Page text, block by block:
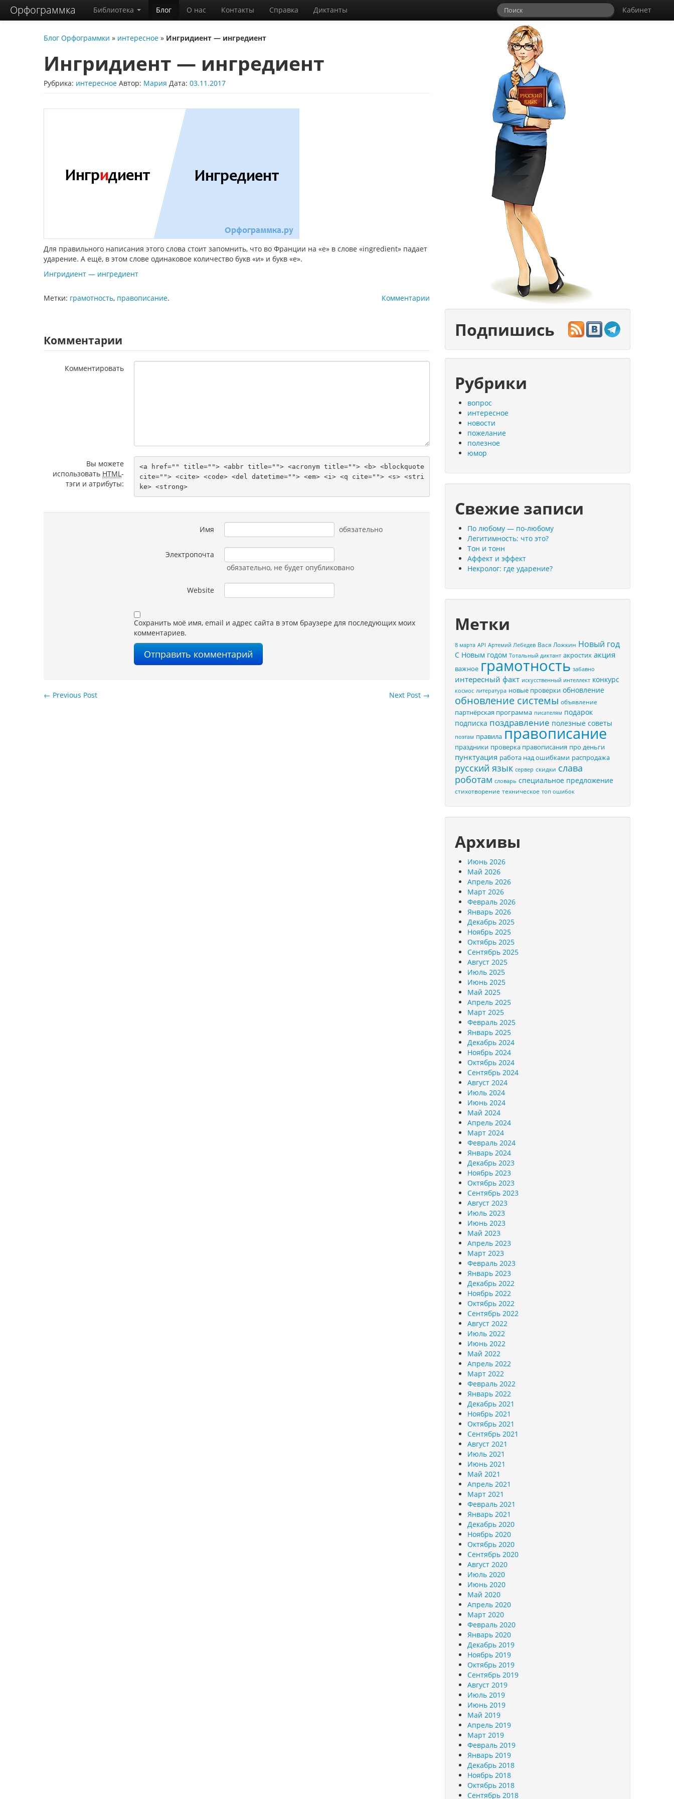
Орфограммка Кабинет
Библиотека Блог О нас Контакты Справка Диктанты
Блог Орфограммки » интересное » Ингридиент — ингредиент
Ингридиент — ингредиент
Рубрика: интересное Автор: Мария Дата: 03.11.2017
Для правильного написания этого слова стоит запомнить, что во Франции на «е» в слове «ingredient» падает
ударение. А ещё, в этом слове одинаковое количество букв «и» и букв «е».
Ингридиент — ингредиент
Комментарии
Метки: грамотность, правописание.
Комментарии
Комментировать
Вы можете
использовать HTML-
тэги и атрибуты:
<a href="" title=""> <abbr title=""> <acronym title=""> <b> <blockquote
cite=""> <cite> <code> <del datetime=""> <em> <i> <q cite=""> <s> <stri
ke> <strong>
Имя обязательно
Электропочта
обязательно, не будет опубликовано
Website
Сохранить моё имя, email и адрес сайта в этом браузере для последующих моих
комментариев.
Next Post →
← Previous Post
Подпишись
Рубрики
вопрос
интересное
новости
пожелание
полезное
юмор
Свежие записи
По любому — по-любому
Легитимность: что это?
Тон и тонн
Аффект и эффект
Некролог: где ударение?
Метки
8 марта API Артемий Лебедев Вася Ложкин Новый год
С Новым годом Тотальный диктант акростих акция
важное грамотность забавно
интересный факт искусственный интеллект конкурс
космос литература новые проверки обновление
обновление системы объявление
партнёрская программа писателям подарок
подписка поздравление полезные советы
поэтам правила правописание
праздники проверка правописания про деньги
пунктуация работа над ошибками распродажа
русский язык сервер скидки слава
роботам словарь специальное предложение
стихотворение техническое топ ошибок
Архивы
Июнь 2026
Май 2026
Апрель 2026
Март 2026
Февраль 2026
Январь 2026
Декабрь 2025
Ноябрь 2025
Октябрь 2025
Сентябрь 2025
Август 2025
Июль 2025
Июнь 2025
Май 2025
Апрель 2025
Март 2025
Февраль 2025
Январь 2025
Декабрь 2024
Ноябрь 2024
Октябрь 2024
Сентябрь 2024
Август 2024
Июль 2024
Июнь 2024
Май 2024
Апрель 2024
Март 2024
Февраль 2024
Январь 2024
Декабрь 2023
Ноябрь 2023
Октябрь 2023
Сентябрь 2023
Август 2023
Июль 2023
Июнь 2023
Май 2023
Апрель 2023
Март 2023
Февраль 2023
Январь 2023
Декабрь 2022
Ноябрь 2022
Октябрь 2022
Сентябрь 2022
Август 2022
Июль 2022
Июнь 2022
Май 2022
Апрель 2022
Март 2022
Февраль 2022
Январь 2022
Декабрь 2021
Ноябрь 2021
Октябрь 2021
Сентябрь 2021
Август 2021
Июль 2021
Июнь 2021
Май 2021
Апрель 2021
Март 2021
Февраль 2021
Январь 2021
Декабрь 2020
Ноябрь 2020
Октябрь 2020
Сентябрь 2020
Август 2020
Июль 2020
Июнь 2020
Май 2020
Апрель 2020
Март 2020
Февраль 2020
Январь 2020
Декабрь 2019
Ноябрь 2019
Октябрь 2019
Сентябрь 2019
Август 2019
Июль 2019
Июнь 2019
Май 2019
Апрель 2019
Март 2019
Февраль 2019
Январь 2019
Декабрь 2018
Ноябрь 2018
Октябрь 2018
Сентябрь 2018